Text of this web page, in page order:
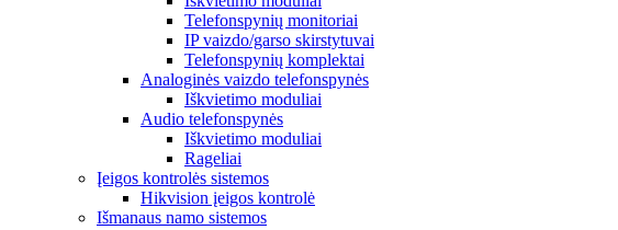
Telefonspynių monitoriai
IP vaizdo/garso skirstytuvai
Telefonspynių komplektai
Analoginės vaizdo telefonspynės
Iškvietimo moduliai
Audio telefonspynės
Iškvietimo moduliai
Rageliai
Įeigos kontrolės sistemos
Hikvision įeigos kontrolė
Išmanaus namo sistemos